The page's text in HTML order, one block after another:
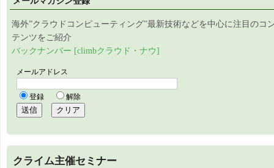
海外”クラウドコンピューティング”最新技術などを中心に注目のコ
テンツをご紹介
バックナンバー [climbクラウド・ナウ]
クライム主催セミナー